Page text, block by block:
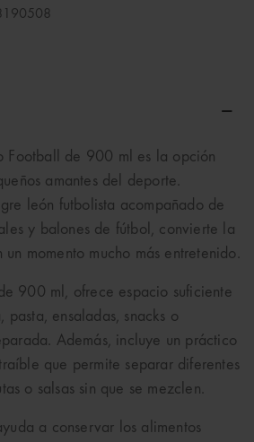
Football de 900 ml es la opción
amantes del deporte.
león futbolista acompañado de
y balones de fútbol, convierte la
momento mucho más entretenido.
900 ml, ofrece espacio suficiente
pasta, ensaladas, snacks o
Además, incluye un práctico
que permite separar diferentes
o salsas sin que se mezclen.
a conservar los alimentos